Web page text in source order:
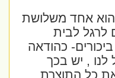
אחד משלושת
לבית
כהודאה
, יש בכך
כל התוצרת